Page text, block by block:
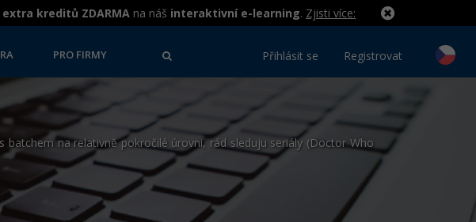
extra kreditů ZDARMA na náš interaktivní e-learning. Zjisti více:
PRO FIRMY Přihlásit se Registrovat
batchem na relativně pokročilé úrovni, rád sleduju seriály (Doctor Who